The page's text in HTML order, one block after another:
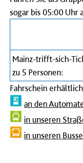
sogar bis 05:00 Uhr
Mainz-trifft-sich-
zu 5 Personen:
Fahrschein
an den
in unseren
in unseren